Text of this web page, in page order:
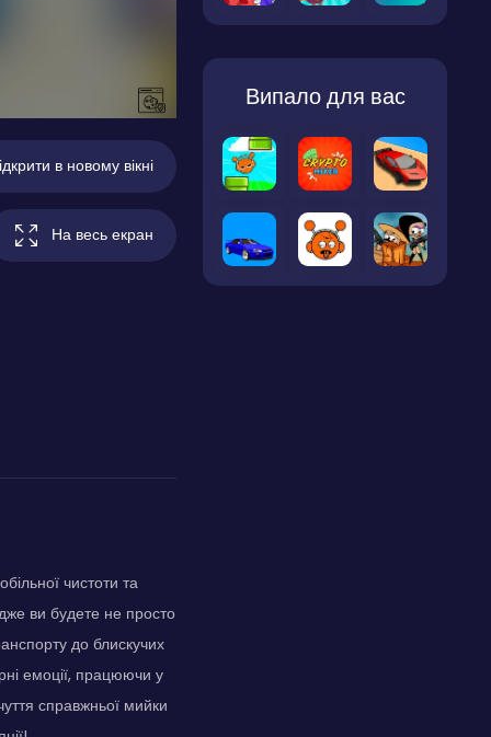
в новому вікні
На весь екран
чистоти та
ви будете не просто
до блискучих
емоції, працюючи у
справжньої мийки
Випало для вас